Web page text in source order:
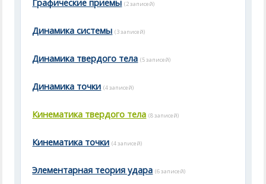
Графические приемы (2 записей)
Динамика системы (3 записей)
Динамика твердого тела (5 записей)
Динамика точки (4 записей)
Кинематика твердого тела (8 записей)
Кинематика точки (4 записей)
Элементарная теория удара (6 записей)